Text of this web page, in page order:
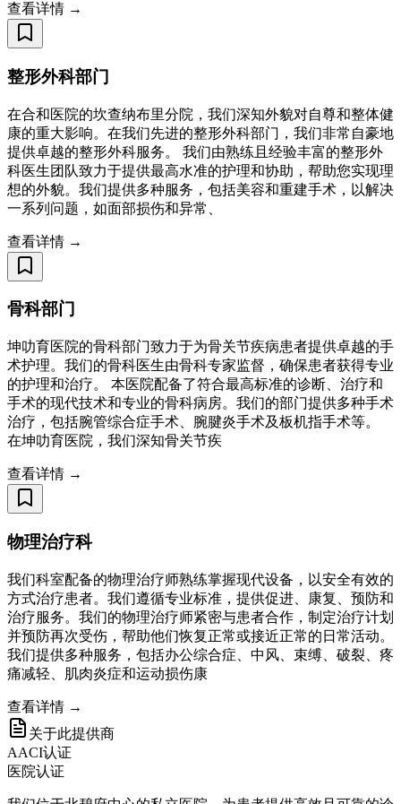
查看详情 →
整形外科部门
在合和医院的坎查纳布里分院，我们深知外貌对自尊和整体健
康的重大影响。在我们先进的整形外科部门，我们非常自豪地
提供卓越的整形外科服务。 我们由熟练且经验丰富的整形外
科医生团队致力于提供最高水准的护理和协助，帮助您实现理
想的外貌。我们提供多种服务，包括美容和重建手术，以解决
一系列问题，如面部损伤和异常、
查看详情 →
骨科部门
坤叻育医院的骨科部门致力于为骨关节疾病患者提供卓越的手
术护理。我们的骨科医生由骨科专家监督，确保患者获得专业
的护理和治疗。 本医院配备了符合最高标准的诊断、治疗和
手术的现代技术和专业的骨科病房。我们的部门提供多种手术
治疗，包括腕管综合症手术、腕腱炎手术及板机指手术等。
在坤叻育医院，我们深知骨关节疾
查看详情 →
物理治疗科
我们科室配备的物理治疗师熟练掌握现代设备，以安全有效的
方式治疗患者。我们遵循专业标准，提供促进、康复、预防和
治疗服务。我们的物理治疗师紧密与患者合作，制定治疗计划
并预防再次受伤，帮助他们恢复正常或接近正常的日常活动。
我们提供多种服务，包括办公综合症、中风、束缚、破裂、疼
痛减轻、肌肉炎症和运动损伤康
查看详情 →
关于此提供商
AACI认证
医院认证